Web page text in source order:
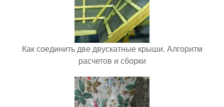
Как соединить две двускатные крыши. Алгоритм
расчетов и сборки